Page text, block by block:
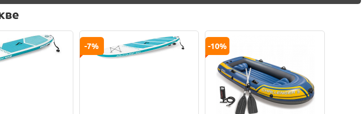
-7% -10%